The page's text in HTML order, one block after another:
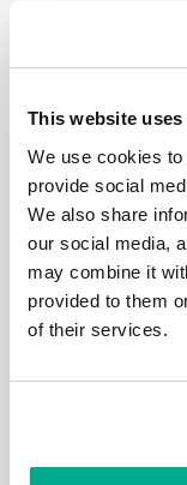
This website
We use cookies
provide social
We also share
our social media,
may combine it
provided to them
of their services.
读）第二次比
读）正确的那
应该走泰士河
都很好， 金斯
始的。 在汉普
让疲惫的游客
建议如果还有
散散步。把去
第五段行程如
+12+12+13+13
里的路程，全程
在这里。
伦敦城空间